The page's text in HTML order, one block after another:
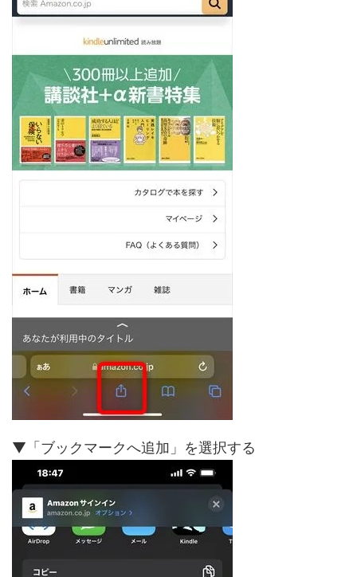
▼「ブックマークへ追加」を選択する